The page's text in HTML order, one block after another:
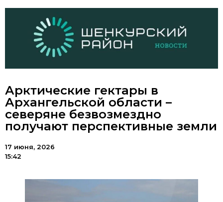
Арктические гектары в
Архангельской области –
северяне безвозмездно
получают перспективные земли
17 июня, 2026
15:42